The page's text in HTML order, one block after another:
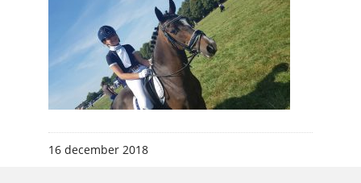
16 december 2018